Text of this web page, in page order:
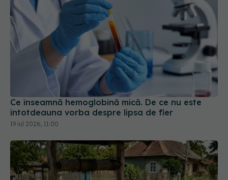
Ce înseamnă hemoglobină mică. De ce nu este
întotdeauna vorba despre lipsa de fier
19 iul 2026, 11:00